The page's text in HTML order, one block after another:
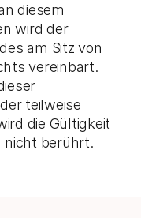
diesem
wird der
am Sitz von
vereinbart.
teilweise
die Gültigkeit
nicht berührt.